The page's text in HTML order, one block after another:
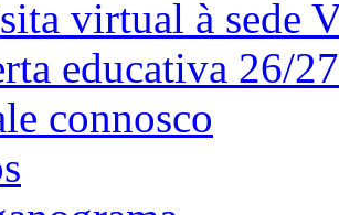
educativa 26/27
connosco